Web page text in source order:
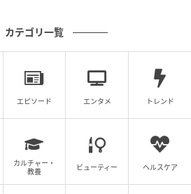
カテゴリ一覧
エピソード エンタメ トレンド
カルチャー・
教養
ビューティー ヘルスケア